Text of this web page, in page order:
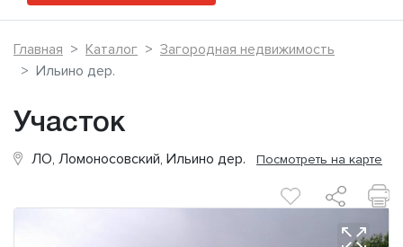
Главная Каталог
Загородная недвижимость
Ильино дер.
Участок
ЛО, Ломоносовский, Ильино дер. Посмотреть на карте